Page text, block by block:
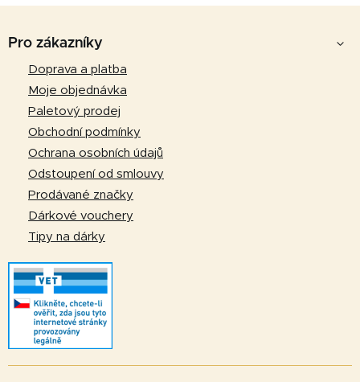
Pro zákazníky
Doprava a platba
Moje objednávka
Paletový prodej
Obchodní podmínky
Ochrana osobních údajů
Odstoupení od smlouvy
Prodávané značky
Dárkové vouchery
Tipy na dárky